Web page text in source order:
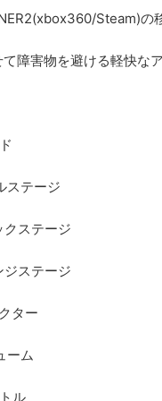
Steam)の
障害物を避ける軽快な
ステージ
クステージ
ジステージ
ター
ーム
ル